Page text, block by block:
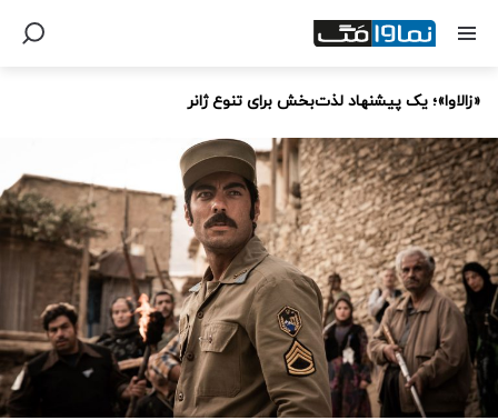
«زالاوا»؛ یک پیشنهاد لذت‌بخش برای تنوع ژانر